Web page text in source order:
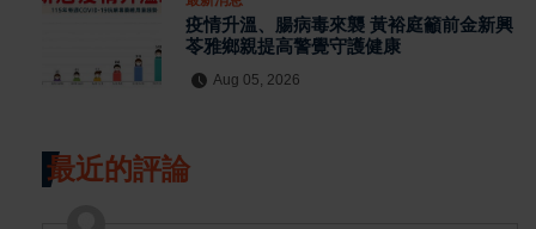
疫情升溫、腸病毒來襲 黃裕庭籲前金新興
苓雅鄉親提高警覺守護健康
Aug 05, 2026
最近的評論